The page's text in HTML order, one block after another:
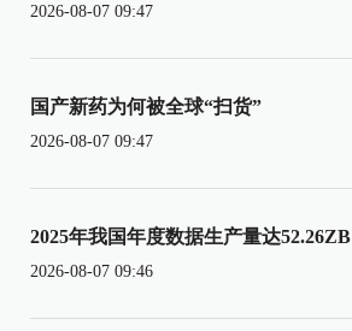
2026-08-07 09:47
国产新药为何被全球“扫货”
2026-08-07 09:47
2025年我国年度数据生产量达52.26ZB
2026-08-07 09:46